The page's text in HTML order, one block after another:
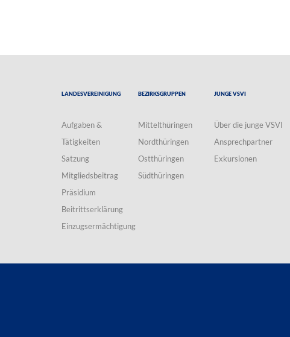
Landesvereinigung
Aufgaben &
Tätigkeiten
Satzung
Mitgliedsbeitrag
Präsidium
Beitrittserklärung
Einzugsermächtigung
Bezirksgruppen
Mittelthüringen
Nordthüringen
Ostthüringen
Südthüringen
Junge VSVI
Über die junge VSVI
Ansprechpartner
Exkursionen